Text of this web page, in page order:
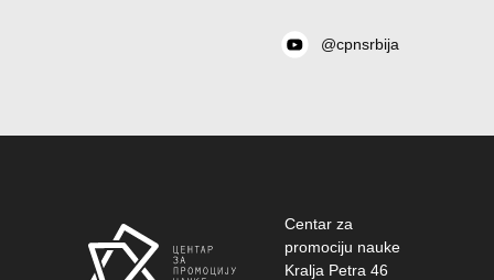
@cpnsrbija
Centar za
promociju nauke
Kralja Petra 46